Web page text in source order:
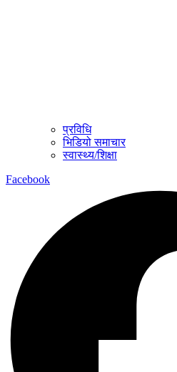
प्रविधि
भिडियो समाचार
स्वास्थ्य/शिक्षा
Facebook